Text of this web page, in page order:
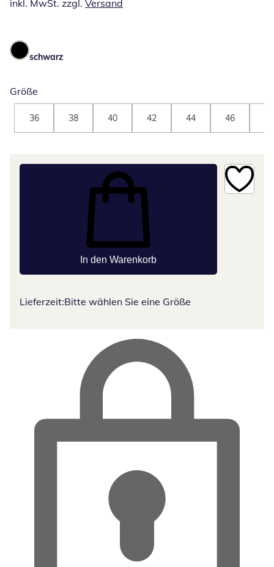
inkl. MwSt. zzgl. Versand
schwarz
Größe
36 38 40 42 44 46
In den Warenkorb
Lieferzeit:Bitte wählen Sie eine Größe